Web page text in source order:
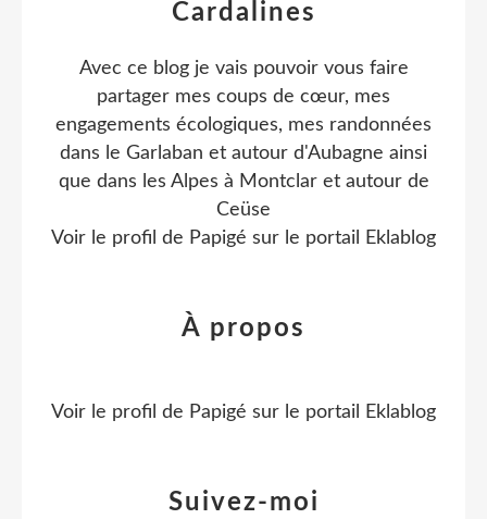
Cardalines
Avec ce blog je vais pouvoir vous faire
partager mes coups de cœur, mes
engagements écologiques, mes randonnées
dans le Garlaban et autour d'Aubagne ainsi
que dans les Alpes à Montclar et autour de
Ceüse
Voir le profil de Papigé sur le portail Eklablog
Suivez-moi
À propos
Voir le profil de Papigé sur le portail Eklablog